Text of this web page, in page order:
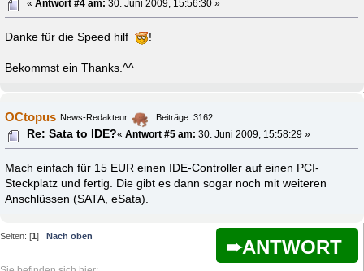
«Antwort #4 am: 30. Juni 2009, 15:56:30 »
Danke für die Speed hilf !
Bekommst ein Thanks.^^
OCtopus News-Redakteur Beiträge: 3162
Re: Sata to IDE?«Antwort #5 am: 30. Juni 2009, 15:58:29 »
Mach einfach für 15 EUR einen IDE-Controller auf einen PCI-
Steckplatz und fertig. Die gibt es dann sogar noch mit weiteren
Anschlüssen (SATA, eSata).
ANTWORT
Seiten: [1] Nach oben